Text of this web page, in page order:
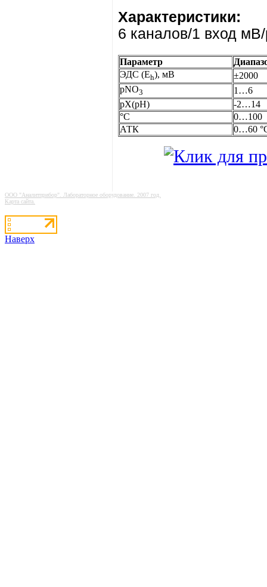
Характеристики:
6 каналов/1 вход
Параметр
ЭДС (Eh), мВ
±2000
pNO3
1…6
рХ(рН)
-2…14
°C
0…100
АТК
0…60
ООО "Аналитприбор". Лабораторное оборудование. 2007 год.
Карта сайта.
Наверх